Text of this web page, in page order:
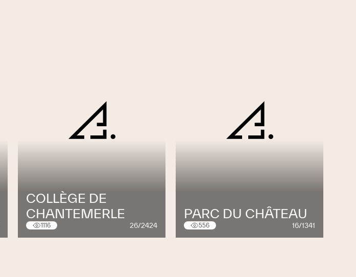
COLLÈGE DE
CHANTEMERLE
1116 26/2424
PARC DU CHÂTEAU
556 16/1341